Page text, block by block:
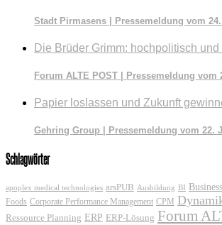
Stadt Pirmasens | Pressemeldung vom
Die Brüder Grimm: hochpolitisch
Forum ALTE POST | Pressemeldung vom
Papier loslassen und Zukunft
Gehring Group | Pressemeldung vom 22.
Schlagwörter
apoplex medical technologies arsPUB Ausbildung BI
Foods Corporate Performance Management CPM
Ressource Planning ERP ERP-Lösung Forum